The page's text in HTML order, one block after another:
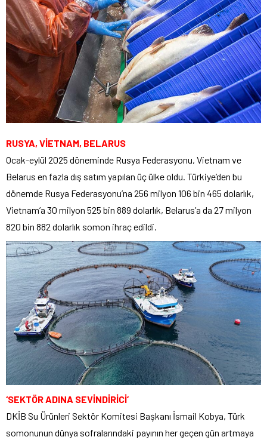
RUSYA, VİETNAM, BELARUS
Ocak-eylül 2025 döneminde Rusya Federasyonu, Vietnam ve
Belarus en fazla dış satım yapılan üç ülke oldu. Türkiye’den bu
dönemde Rusya Federasyonu’na 256 milyon 106 bin 465 dolarlık,
Vietnam’a 30 milyon 525 bin 889 dolarlık, Belarus’a da 27 milyon
820 bin 882 dolarlık somon ihraç edildi.
‘SEKTÖR ADINA SEVİNDİRİCİ’
DKİB Su Ürünleri Sektör Komitesi Başkanı İsmail Kobya, Türk
somonunun dünya sofralarındaki payının her geçen gün artmaya